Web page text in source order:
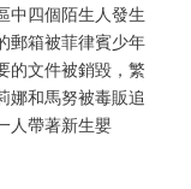
中四個陌生人發生
郵箱被菲律賓少年
的文件被銷毀，繁
娜和馬努被毒販追
人帶著新生嬰